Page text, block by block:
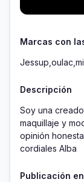
Marcas con
Descripción
Soy una
maquillaje y
opinión
cordiales Alba
Publicación